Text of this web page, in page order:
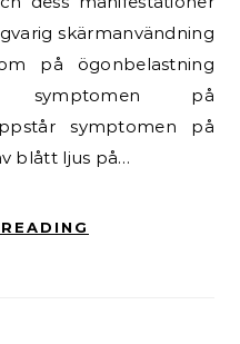
skärmanvändning
på ögonbelastning
symptomen på
symptomen på
blått ljus på…